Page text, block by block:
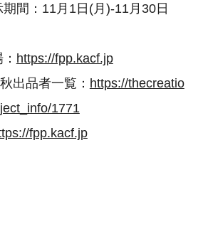
期間：11月1日(月)-11月30日
https://fpp.kacf.jp
出品者一覧： https://thecreatio
1771
fpp.kacf.jp